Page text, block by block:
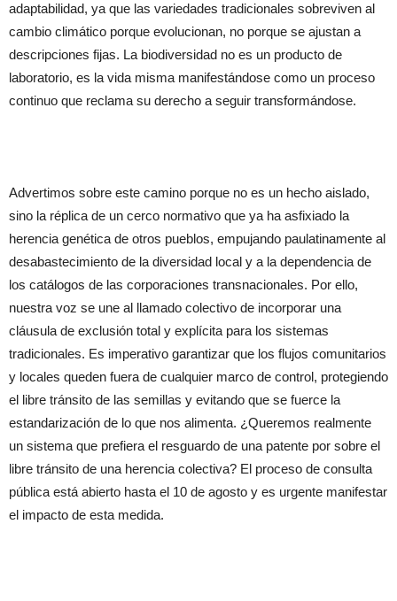
adaptabilidad, ya que las variedades tradicionales sobreviven al
cambio climático porque evolucionan, no porque se ajustan a
descripciones fijas. La biodiversidad no es un producto de
laboratorio, es la vida misma manifestándose como un proceso
continuo que reclama su derecho a seguir transformándose.
​Advertimos sobre este camino porque no es un hecho aislado,
sino la réplica de un cerco normativo que ya ha asfixiado la
herencia genética de otros pueblos, empujando paulatinamente al
desabastecimiento de la diversidad local y a la dependencia de
los catálogos de las corporaciones transnacionales. Por ello,
nuestra voz se une al llamado colectivo de incorporar una
cláusula de exclusión total y explícita para los sistemas
tradicionales. Es imperativo garantizar que los flujos comunitarios
y locales queden fuera de cualquier marco de control, protegiendo
el libre tránsito de las semillas y evitando que se fuerce la
estandarización de lo que nos alimenta. ¿Queremos realmente
un sistema que prefiera el resguardo de una patente por sobre el
libre tránsito de una herencia colectiva? El proceso de consulta
pública está abierto hasta el 10 de agosto y es urgente manifestar
el impacto de esta medida.